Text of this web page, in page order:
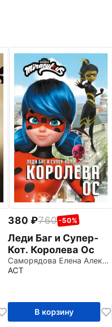
380 760 -50%
Леди Баг и Супер-
Кот. Королева Ос
Саморядова Елена Александровна
АСТ
В корзину